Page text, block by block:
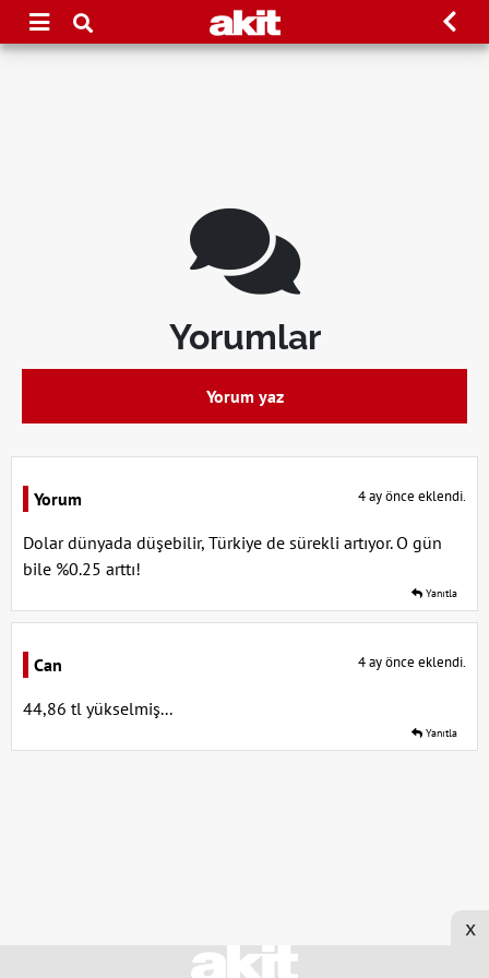
Yorumlar
Yorum yaz
Yorum 4 ay önce eklendi.
Dolar dünyada düşebilir, Türkiye de sürekli artıyor. O gün
bile %0.25 arttı!
Yanıtla
Can 4 ay önce eklendi.
44,86 tl yükselmiş...
Yanıtla
x